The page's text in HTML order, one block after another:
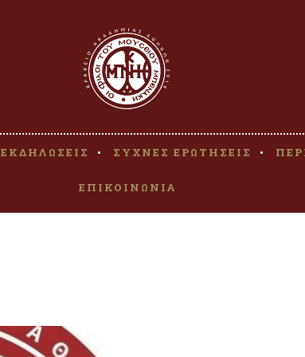
ΕΚΔΗΛΩΣΕΙΣ ΣΥΧΝΕΣ ΕΡΩΤΗΣΕΙΣ
ΕΠΙΚΟΙΝΩΝΙΑ